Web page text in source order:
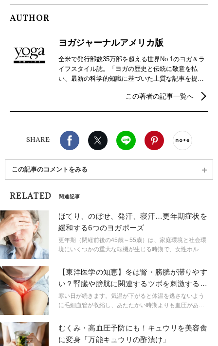
AUTHOR
ヨガジャーナルアメリカ版
全米で発行部数35万部を超える世界No.1のヨガ＆ラ
イフスタイル誌。「ヨガの歴史と伝統に敬意を払
い、最新の科学的知識に基づいた上質な記事を提供
コで創刊。以来一貫してヨガによる心身の健康と幸
この著者の記事一覧へ
SHARE:
Facebook X（旧twitter）
LINE Pinterest
この記事のコメントをみる
RELATED 関連記事
ほてり、のぼせ、発汗、寝汗…更年期症状を
緩和する6つのヨガポーズ
更年期（閉経前後の45歳～55歳）は、家庭環境と社会環
境にいくつかの重大な転機が生じる時期で、女性ホルモ
として卵巣ホルモンの変化が自律神経の中枢に影響を及
ぼすためと考えられています。 また、性中枢でもある脳
の視床下部がストレスの影響を強く受けると自律神経が
乱れ、その結果、多様な不定愁訴を引き起こしてしまい
ます。 自律神経の失調が引き起こす血管系の症状とし
などがあります。
【東洋医学の知恵】冬は腎・膀胱が滞りやす
い？腎臓や膀胱に関連するツボを刺激する簡
単セルフケア
寒い日が続きます。気温が下がると体温を逃さないよう
に毛細血管が収縮し、あたたかい時期よりも血圧があが
方などは特に脳卒中や脳梗塞、心筋梗塞など血管にまつ
わる疾患もおこりやすくなります。リビングとお風呂場
など室内の気温差をできるだけ小さくするなど血管にや
むくみ・高血圧予防にも！キュウリを美容食
に変身「万能キュウリの酢漬け」